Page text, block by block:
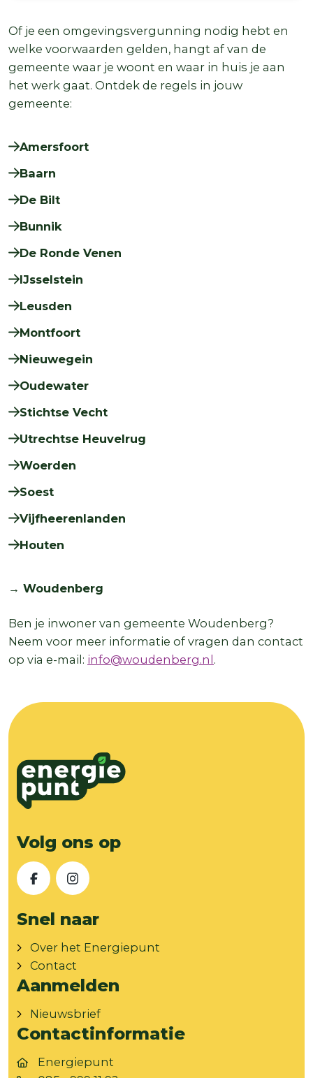
Of je een omgevingsvergunning nodig hebt en
welke voorwaarden gelden, hangt af van de
gemeente waar je woont en waar in huis je aan
het werk gaat. Ontdek de regels in jouw
gemeente:
Amersfoort
Baarn
De Bilt
Bunnik
De Ronde Venen
IJsselstein
Leusden
Montfoort
Nieuwegein
Oudewater
Stichtse Vecht
Utrechtse Heuvelrug
Woerden
Soest
Vijfheerenlanden
Houten
→ Woudenberg
Ben je inwoner van gemeente Woudenberg?
Neem voor meer informatie of vragen dan contact
op via e-mail: info@woudenberg.nl.
Volg ons op
FacebookInstagram
Snel naar
Over het Energiepunt
Contact
Aanmelden
Nieuwsbrief
Contactinformatie
Energiepunt